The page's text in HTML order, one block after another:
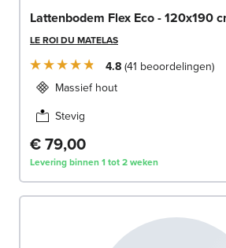
Lattenbodem Flex Eco - 120x190
LE ROI DU MATELAS
4.8 41 beoordelingen
Massief hout
Stevig
€ 79,00
Levering binnen 1 tot 2 weken